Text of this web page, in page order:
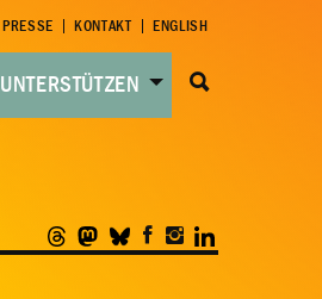
PRESSE KONTAKT ENGLISH
UNTERSTÜTZEN